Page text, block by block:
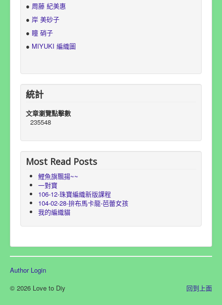
● 周藤 紀美惠
● 岸 美砂子
● 瞳 硝子
● MIYUKI 編織圖
統計
文章瀏覽點擊數
235548
Most Read Posts
鯉魚旗飄揚~~
一對寶
106-12-珠寶編織新版課程
104-02-28-拚布馬卡龍-芭蕾女孩
我的編織貓
Author Login
回到上面
© 2026 Love to Diy